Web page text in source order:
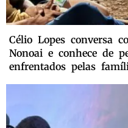
Célio Lopes conversa
Nonoai e conhece de
enfrentados pelas